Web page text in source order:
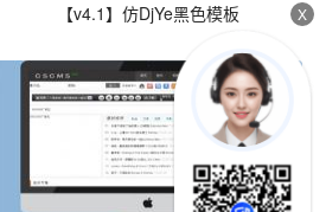
X
【v4.1】仿DjYe黑色模板